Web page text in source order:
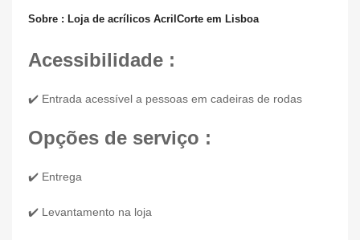
Sobre : Loja de acrílicos AcrilCorte em Lisboa
Acessibilidade :
✔️ Entrada acessível a pessoas em cadeiras de rodas
Opções de serviço :
✔️ Entrega
✔️ Levantamento na loja